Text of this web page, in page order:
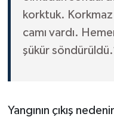
korktuk. Korkmaz
camı vardı.
şükür
Yangının çıkış